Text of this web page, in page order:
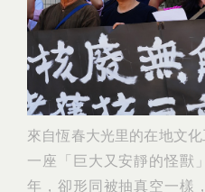
來自恆春大光里的在地文
一座「巨大又安靜的怪獸
年，卻形同被抽真空一樣